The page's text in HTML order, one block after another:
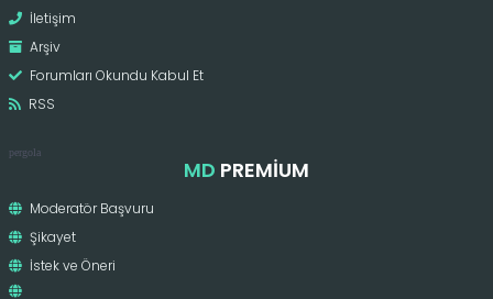
İletişim
Arşiv
Forumları Okundu Kabul Et
RSS
pergola
MD PREMIUM
Moderatör Başvuru
Şikayet
İstek ve Öneri